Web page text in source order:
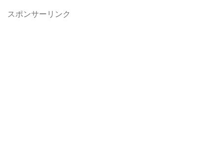
スポンサーリンク